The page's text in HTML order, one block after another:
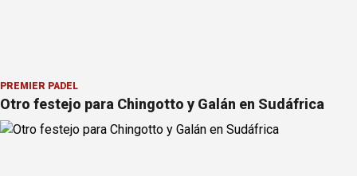
PREMIER PÁDEL
Otro festejo para Chingotto y Galán en Sudáfrica